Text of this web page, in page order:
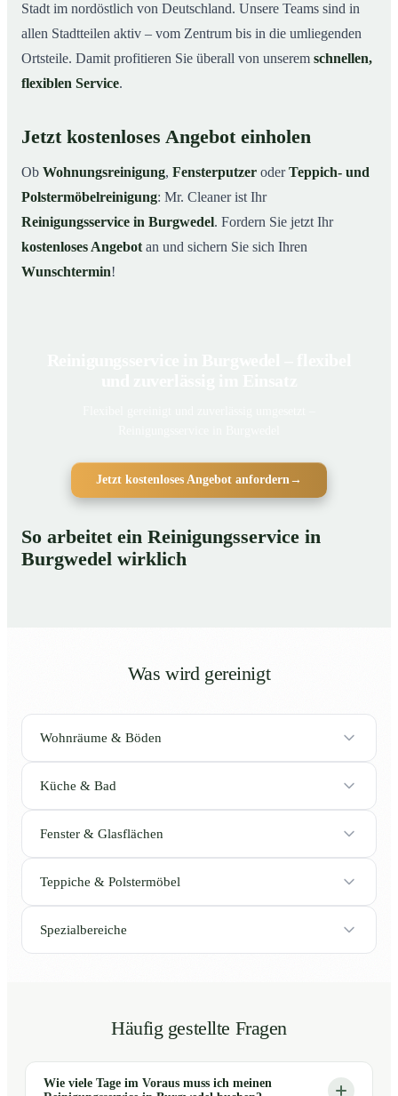
Stadt im nordöstlich von Deutschland. Unsere Teams sind in
allen Stadtteilen aktiv – vom Zentrum bis in die umliegenden
Ortsteile. Damit profitieren Sie überall von unserem schnellen,
flexiblen Service.
Jetzt kostenloses Angebot einholen
Ob Wohnungsreinigung, Fensterputzer oderTeppich- und
Polstermöbelreinigung: Mr. Cleaner ist Ihr
Reinigungsservice in Burgwedel. Fordern Sie jetzt Ihr
kostenloses Angebot an und sichern Sie sich Ihren
Wunschtermin!
Jetzt kostenloses Angebot anfordern→
So arbeitet ein Reinigungsservice in
Burgwedel wirklich
Was wird gereinigt
Wohnräume & Böden
Küche & Bad
Fenster & Glasflächen
Teppiche & Polstermöbel
Spezialbereiche
Häufig gestellte Fragen
Wie viele Tage im Voraus muss ich meinen